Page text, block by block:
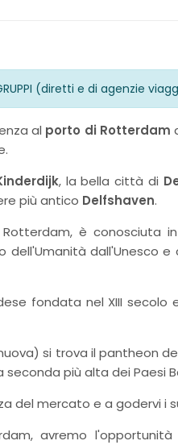
GRUPPI (diretti e di agenzie
al porto di Rotterdam
, la bella città di
più antico Delfshaven.
è conosciuta
dell'Umanità dall'Unesco
fondata nel XIII
si trova il pantheon
seconda più alta dei Paesi
del mercato e a godervi i
avremo